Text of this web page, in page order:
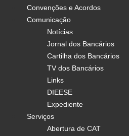
Convenções e Acordos
Comunicação
Notícias
Jornal dos Bancários
Cartilha dos Bancários
TV dos Bancários
Links
DIEESE
Expediente
Serviços
Abertura de CAT